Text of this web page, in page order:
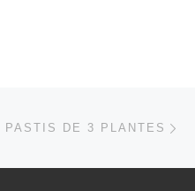
PASTIS DE 3 PLANTES